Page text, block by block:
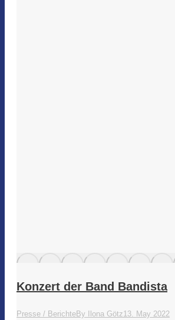
Konzert der Band Bandista
Presse / BerichteBy Ilona Götz13. May 2022